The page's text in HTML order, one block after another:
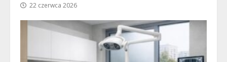
22 czerwca 2026